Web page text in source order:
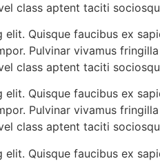
class aptent taciti
Quisque faucibus ex
Pulvinar vivamus
class aptent taciti
Quisque faucibus ex
Pulvinar vivamus
class aptent taciti
Quisque faucibus ex